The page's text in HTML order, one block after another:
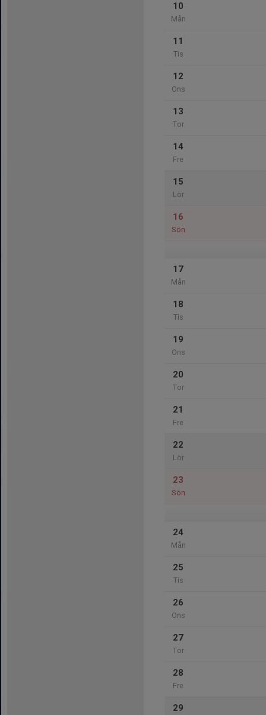
10
Mån
11
Tis
12
Ons
13
Tor
14
Fre
15
Lör
16
Sön
17
Mån
18
Tis
19
Ons
20
Tor
21
Fre
22
Lör
23
Sön
24
Mån
25
Tis
26
Ons
27
Tor
28
Fre
29